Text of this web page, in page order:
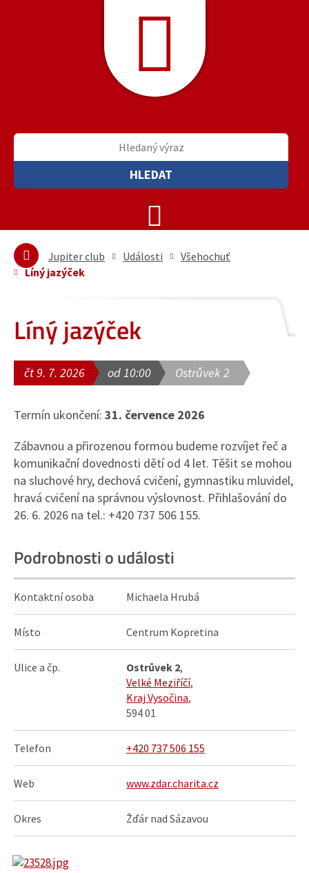
HLEDAT
Jupiter club Události
Všehochuť
Líný jazýček
Líný jazýček
čt 9. 7. 2026 od 10:00 Ostrůvek 2
Termín ukončení: 31. července 2026
Zábavnou a přirozenou formou budeme rozvíjet řeč a
komunikační dovednosti dětí od 4 let. Těšit se mohou
na sluchové hry, dechová cvičení, gymnastiku mluvidel,
hravá cvičení na správnou výslovnost. Přihlašování do
26. 6. 2026 na tel.: +420 737 506 155.
Podrobnosti o události
Kontaktní osoba Michaela Hrubá
Místo Centrum Kopretina
Ulice a čp. Ostrůvek 2,
Velké Meziříčí,
Kraj Vysočina,
594 01
Telefon +420 737 506 155
Web www.zdar.charita.cz
Okres Žďár nad Sázavou